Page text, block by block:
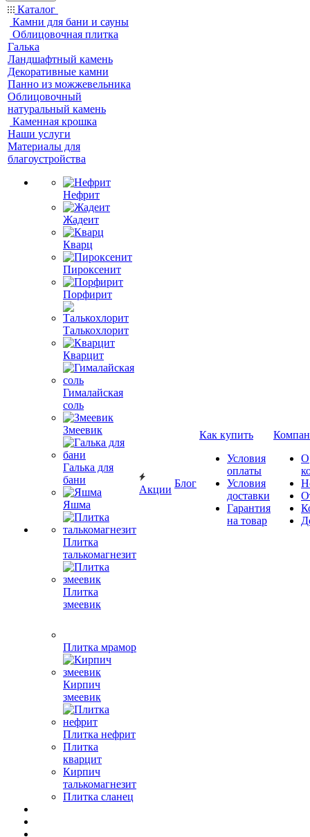
Каталог
Камни для бани и сауны
Облицовочная плитка
Галька
Ландшафтный камень
Декоративные камни
Панно из можжевельника
Облицовочный
натуральный камень
Каменная крошка
Наши услуги
Материалы для
благоустройства
Нефрит
Жадеит
Кварц
Пироксенит
Порфирит
Талькохлорит
Кварцит
Гималайская
соль
Змеевик
Галька для
бани
Яшма
Плитка
талькомагнезит
Плитка
змеевик
Плитка мрамор
Кирпич
змеевик
Плитка нефрит
Плитка
кварцит
Кирпич
талькомагнезит
Плитка сланец
Акции
Блог
Как купить
Условия
оплаты
Условия
доставки
Гарантия
на товар
О